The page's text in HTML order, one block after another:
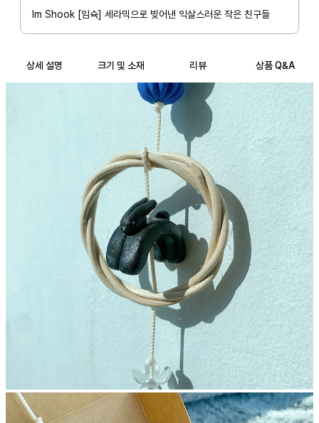
제품의 특성상 안전한 배송을 위해
-핸드메이드 세라믹 제품의 특성상 생산량이 적고 제작 기간이 길어요.
  품절로 인해 새로 제작하는 상품의 경우 평균 한달정도의 시간이 소요
- 핸드메이드 제품의 특성 상 제작시마다 사이즈, 디테일이 이미지와 조
금씩 다를 수 있으며 이는 교환/환불 사유가 되지 않습니다.
- 가마 소성시 발생되는 작은 뒤틀림, 작은 반점 혹은 유약의 흐름, 기포
Im Shook [임슉] 세라믹으로 빚어낸 익살스러운 작은 친구들
상세 설명 크기 및 소재 리뷰 상품 Q&A